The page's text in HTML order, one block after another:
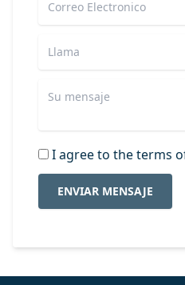
I agree to the terms
ENVIAR MENSAJE